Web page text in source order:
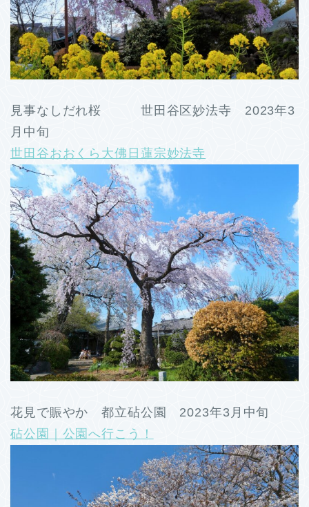
見事なしだれ桜 世田谷区妙法寺 2023年3
月中旬
世田谷おおくら大佛日蓮宗妙法寺
花見で賑やか 都立砧公園 2023年3月中旬
砧公園｜公園へ行こう！